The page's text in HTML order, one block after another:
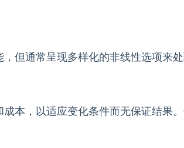
但通常呈现多样化的非线性选项来处
本，以适应变化条件而无保证结果